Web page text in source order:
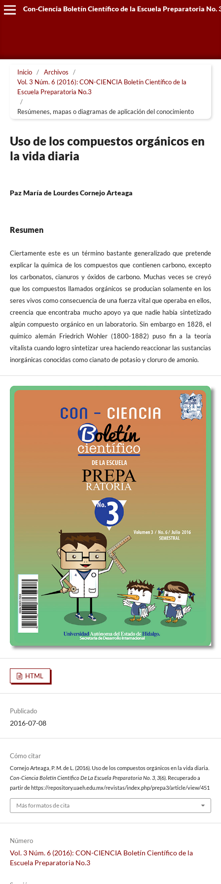
Con-Ciencia Boletín Científico de la Escuela Preparatoria No.
Inicio / Archivos
/
Vol. 3 Núm. 6 (2016): CON-CIENCIA Boletín Científico de la
Escuela Preparatoria No.3
/
Resúmenes, mapas o diagramas de aplicación del conocimiento
Uso de los compuestos orgánicos en
la vida diaria
Paz María de Lourdes Cornejo Arteaga
Resumen
Ciertamente este es un término bastante generalizado que pretende
explicar la química de los compuestos que contienen carbono, excepto
los carbonatos, cianuros y óxidos de carbono. Muchas veces se creyó
que los compuestos llamados orgánicos se producían solamente en los
seres vivos como consecuencia de una fuerza vital que operaba en ellos,
creencia que encontraba mucho apoyo ya que nadie había sintetizado
algún compuesto orgánico en un laboratorio. Sin embargo en 1828, el
químico alemán Friedrich Wohler (1800-1882) puso fin a la teoría
vitalista cuando logro sintetizar urea haciendo reaccionar las sustancias
inorgánicas conocidas como cianato de potasio y cloruro de amonio.
HTML
Publicado
2016-07-08
Cómo citar
Cornejo Arteaga, P. M. de L. (2016). Uso de los compuestos orgánicos en la vida diaria.
Con-Ciencia Boletín Científico De La Escuela Preparatoria No. 3, 3(6). Recuperado a
partir de https://repository.uaeh.edu.mx/revistas/index.php/prepa3/article/view/451
Más formatos de cita
Número
Vol. 3 Núm. 6 (2016): CON-CIENCIA Boletín Científico de la
Escuela Preparatoria No.3